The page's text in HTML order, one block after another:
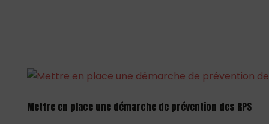
Mettre en place une démarche de prévention des RPS